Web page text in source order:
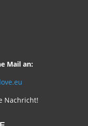
Mail an:
Nachricht!